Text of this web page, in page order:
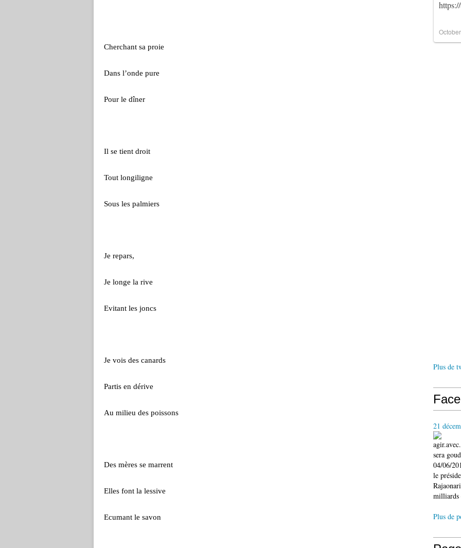
Cherchant sa proie
Dans l’onde pure
Pour le dîner
Il se tient droit
Tout longiligne
Sous les palmiers
Je repars,
Je longe la rive
Evitant les joncs
Je vois des canards
Partis en dérive
Au milieu des poissons
Des mères se marrent
Elles font la lessive
Ecumant le savon
Plus de
21
sera
04/06/
le
milliards
Plus de